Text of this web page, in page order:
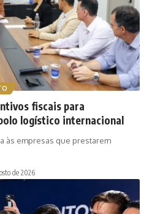
fiscais para
logístico internacional
às empresas que prestarem
de 2026